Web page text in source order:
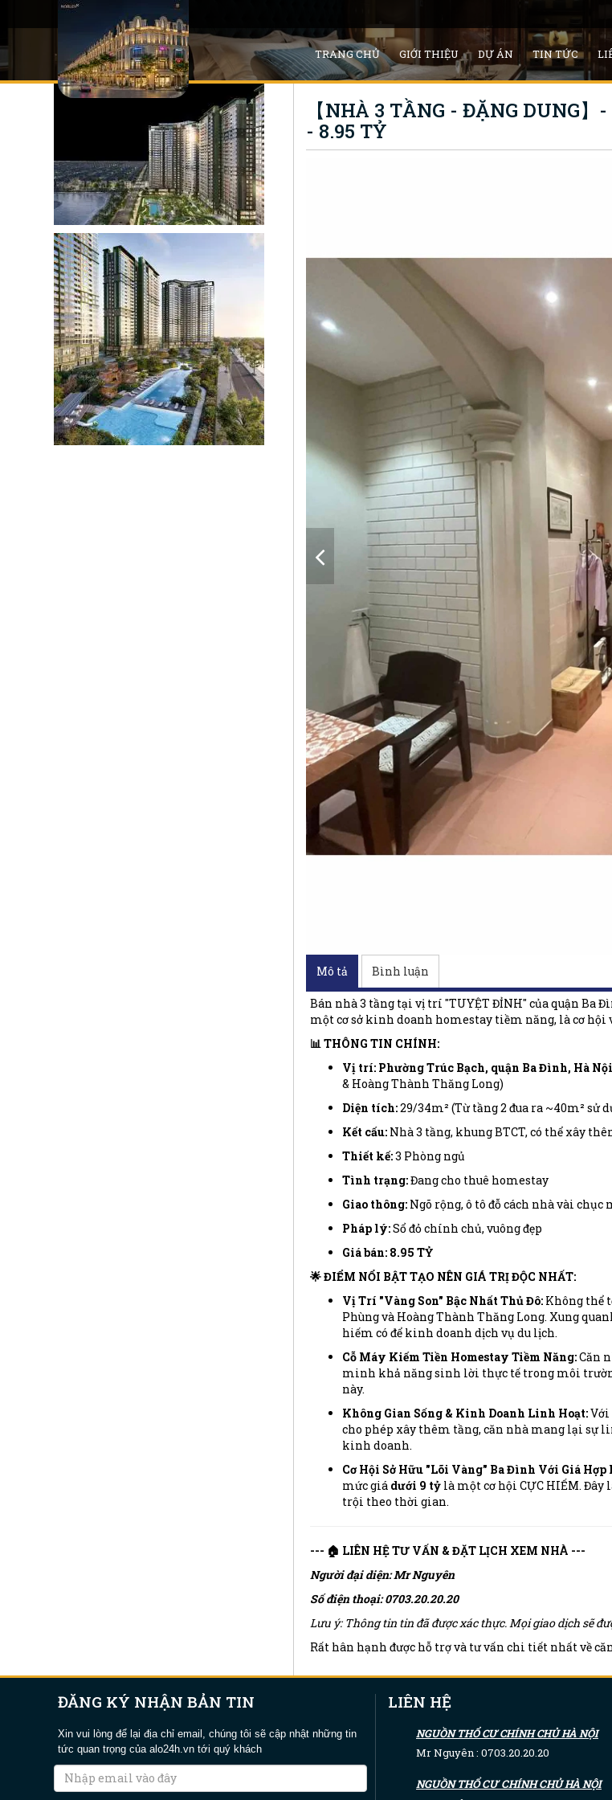
TRANG CHỦ GIỚI THIỆU DỰ ÁN TIN TỨC
【NHÀ 3 TẦNG - ĐẶNG DUNG
- 8.95 TỶ
Mô tả Bình luận
Bán nhà 3 tầng tại vị trí "TUYỆT ĐỈNH" của quận Ba
một cơ sở kinh doanh homestay tiềm năng, là cơ hội
📊 THÔNG TIN CHÍNH:
Vị trí: Phường Trúc Bạch, quận Ba Đình, Hà Nội
& Hoàng Thành Thăng Long)
Diện tích:29/34m² (Từ tầng 2 đua ra ~40m² sử
Kết cấu:Nhà 3 tầng, khung BTCT, có thể xây
Thiết kế:3 Phòng ngủ
Tình trạng:Đang cho thuê homestay
Giao thông:Ngõ rộng, ô tô đỗ cách nhà vài chục
Pháp lý:Sổ đỏ chính chủ, vuông đẹp
Giá bán: 8.95 TỶ
🌟 ĐIỂM NỔI BẬT TẠO NÊN GIÁ TRỊ ĐỘC NHẤT:
Vị Trí "Vàng Son" Bậc Nhất Thủ Đô:Không thể
Phùng và Hoàng Thành Thăng Long. Xung
hiếm có để kinh doanh dịch vụ du lịch.
Cỗ Máy Kiếm Tiền Homestay Tiềm Năng:Căn
minh khả năng sinh lời thực tế trong môi
này.
Không Gian Sống & Kinh Doanh Linh Hoạt:Với
cho phép xây thêm tầng, căn nhà mang lại sự
kinh doanh.
Cơ Hội Sở Hữu "Lõi Vàng" Ba Đình Với Giá Hợp
mức giá dưới 9 tỷlà một cơ hội CỰC HIẾM. Đây
trội theo thời gian.
--- 🏠 LIÊN HỆ TƯ VẤN & ĐẶT LỊCH XEM NHÀ ---
Người đại diện: Mr Nguyên
Số điện thoại: 0703.20.20.20
Lưu ý: Thông tin tin đã được xác thực. Mọi giao dịch sẽ
Rất hân hạnh được hỗ trợ và tư vấn chi tiết nhất về
ĐĂNG KÝ NHẬN BẢN TIN
Xin vui lòng để lại địa chỉ email, chúng tôi sẽ cập nhật những tin
tức quan trọng của alo24h.vn tới quý khách
LIÊN HỆ
NGUỒN THỔ CƯ CHÍNH CHỦ HÀ NỘI
Mr Nguyên : 0703.20.20.20
NGUỒN THỔ CƯ CHÍNH CHỦ HÀ NỘI